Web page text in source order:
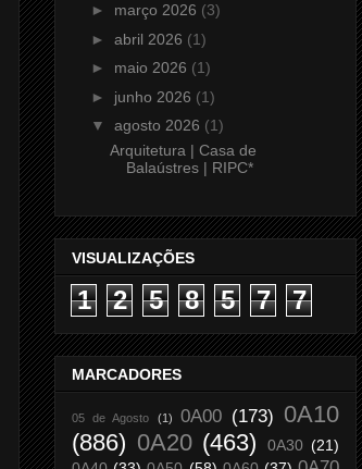
► março 2026 (3)
► abril 2026 (1)
► maio 2026 (1)
► junho 2026 (1)
▼ agosto 2026 (1)
Arquitetura | Casa de
Balaústres | RIPC*
VISUALIZAÇÕES
1 2 5 8 5 7 7
MARCADORES
05 de Agosto (1) 0A00 (173) 0A10
(886) 0A20 (463) 0A30 (21)